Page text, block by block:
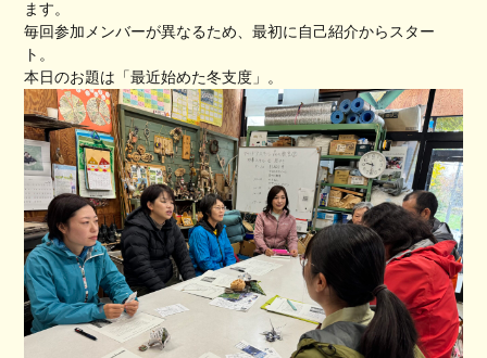
ます。
毎回参加メンバーが異なるため、最初に自己紹介からスター
ト。
本日のお題は「最近始めた冬支度」。